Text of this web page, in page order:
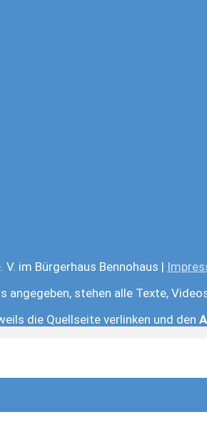
im Bürgerhaus Bennohaus |
angegeben, stehen alle Texte,
die Quellseite verlinken und den